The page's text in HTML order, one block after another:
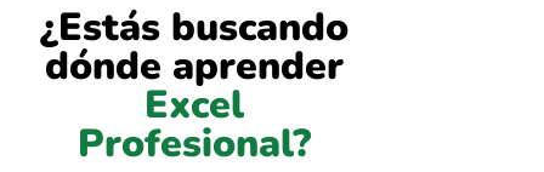
¿Estás buscando
dónde aprender
Excel
Profesional?